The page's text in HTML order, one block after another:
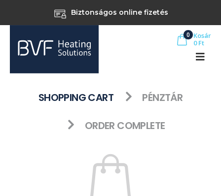
Biztonságos online fizetés
0 Kosár
0Ft
SHOPPING CART PÉNZTÁR
ORDER COMPLETE